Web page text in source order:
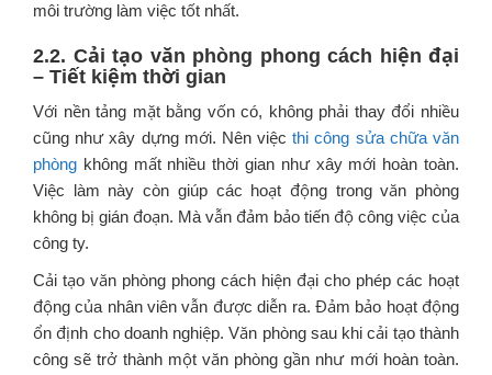
môi trường làm việc tốt nhất.
2.2. Cải tạo văn phòng phong cách hiện đại
– Tiết kiệm thời gian
Với nền tảng mặt bằng vốn có, không phải thay đổi nhiều
cũng như xây dựng mới. Nên việcthi công sửa chữa văn
phòng không mất nhiều thời gian như xây mới hoàn toàn.
Việc làm này còn giúp các hoạt động trong văn phòng
không bị gián đoạn. Mà vẫn đảm bảo tiến độ công việc của
công ty.
Cải tạo văn phòng phong cách hiện đại cho phép các hoạt
động của nhân viên vẫn được diễn ra. Đảm bảo hoạt động
ổn định cho doanh nghiệp. Văn phòng sau khi cải tạo thành
công sẽ trở thành một văn phòng gần như mới hoàn toàn.